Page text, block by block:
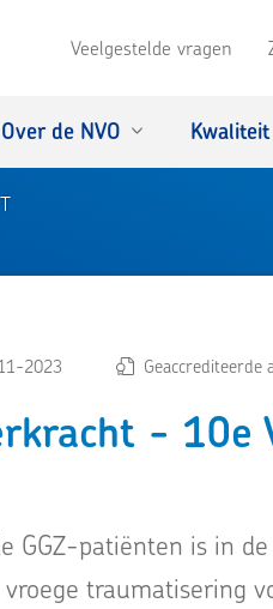
Veelgestelde vragen
Over de NVO Kwaliteit
2023 Geaccrediteerde
- 10e
GGZ-patiënten is in
traumatisering